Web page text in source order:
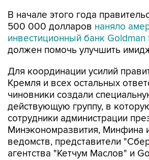
В начале этого года
500 000 долларов наняло
инвестиционный банк Goldman
должен помочь улучшить
Для координации усилий
Кремля и всех остальных
чиновники создали
действующую группу, в
сотрудники администрации
Минэкономразвития, Минфина
ведомств, представители
агентства "Кетчум Маслов" и